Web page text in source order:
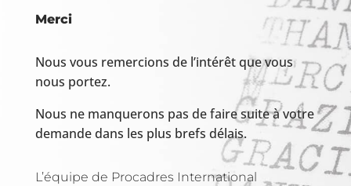
Merci
Nous vous remercions de l’intérêt que vous
nous portez.
Nous ne manquerons pas de faire suite à votre
demande dans les plus brefs délais.
L’équipe de Procadres International